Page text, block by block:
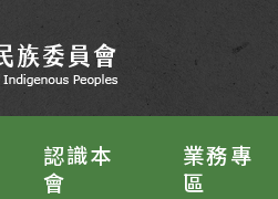
認識本
會
業務專
區